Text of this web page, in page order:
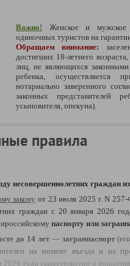
Важно! Женское и мужское
одиночных туристов на
Обращаем внимание:
достигших 18-летнего
лиц, не являющихся законными
ребенка, осуществляется
нотариально заверенного
законных представителей
усыновителя, опекуна).
правила
несовершеннолетних граждан
закону от 23 июля 2025 г. N
граждан с 20 января 2026
паспорту или
до 14 лет — загранпаспорт
на момент въезда и на
2026 года свидетельство о